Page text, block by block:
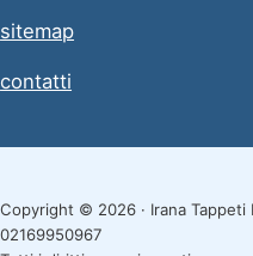
sitemap
contatti
Copyright © 2026 · Irana Tappeti
02169950967